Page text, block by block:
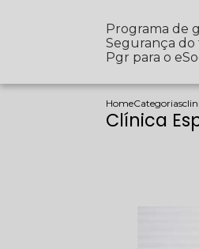
Programa
Segurança
Pgr para o
HomeCategorias
Clínica